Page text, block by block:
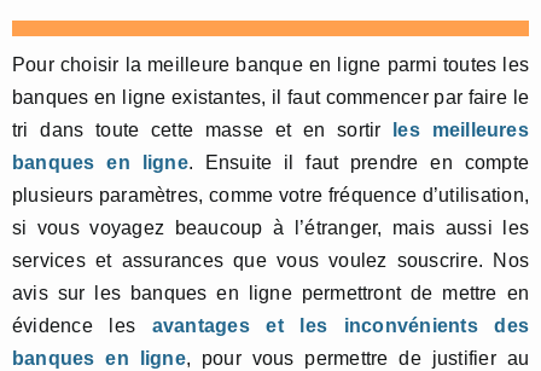
Pour choisir la meilleure banque en ligne parmi toutes les
banques en ligne existantes, il faut commencer par faire le
tri dans toute cette masse et en sortir
les meilleures
banques en ligne. Ensuite il faut prendre en compte
plusieurs paramètres, comme votre fréquence d’utilisation,
si vous voyagez beaucoup à l’étranger, mais aussi les
services et assurances que vous voulez souscrire. Nos
avis sur les banques en ligne permettront de mettre en
évidence les avantages et les inconvénients des
banques en ligne, pour vous permettre de justifier au